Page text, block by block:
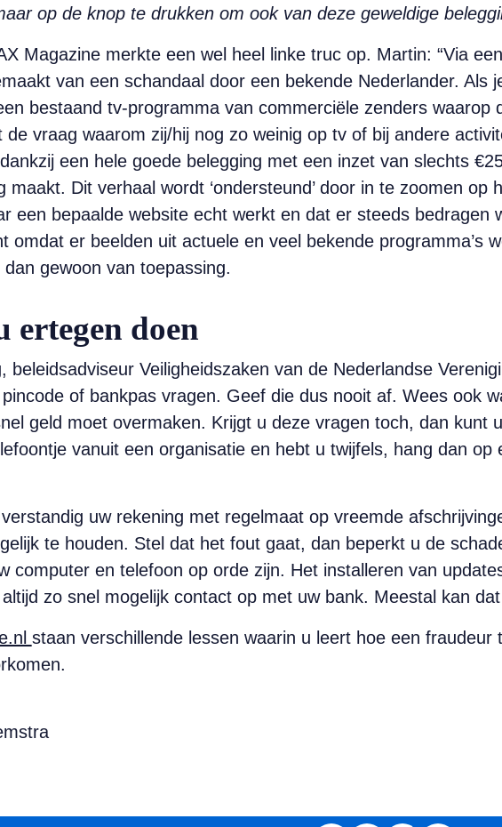
op de knop te drukken om ook van deze geweldige
Magazine merkte een wel heel linke truc op. Martin: “Via
van een schandaal door een bekende Nederlander. Als
bestaand tv-programma van commerciële zenders waarop
vraag waarom zij/hij nog zo weinig op tv of bij andere
een hele goede belegging met een inzet van slechts
maakt. Dit verhaal wordt ‘ondersteund’ door in te zoomen
een bepaalde website echt werkt en dat er steeds bedragen
omdat er beelden uit actuele en veel bekende programma’s
dan gewoon van toepassing.
ertegen doen
beleids­adviseur Veiligheidszaken van de Nederlandse
of bankpas vragen. Geef die dus nooit af. Wees ook
geld moet overmaken. Krijgt u deze vragen toch, dan kunt
vanuit een organisatie en hebt u twijfels, hang dan op
uw rekening met regelmaat op vreemde
te houden. Stel dat het fout gaat, dan beperkt u de
computer en telefoon op orde zijn. Het installeren van
zo snel mogelijk contact op met uw bank. Meestal kan
staan verschillende lessen waarin u leert hoe een